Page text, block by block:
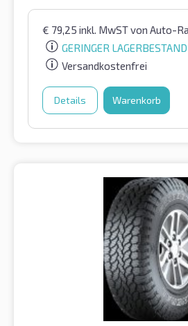
€ 79,25 inkl. MwSTvon Auto-
GERINGER LAGERBESTAND
Versandkostenfrei
Details Warenkorb